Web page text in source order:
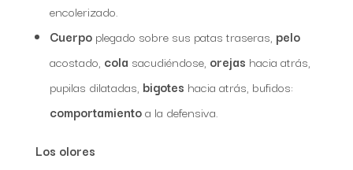
encolerizado.
Cuerpo plegado sobre sus patas traseras, pelo
acostado, cola sacudiéndose, orejas hacia atrás,
pupilas dilatadas, bigotes hacia atrás, bufidos:
comportamientoa la defensiva.
Los olores